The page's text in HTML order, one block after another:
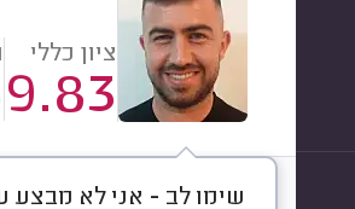
ציון כללי
9.83
שימו לב - אני לא מבצע